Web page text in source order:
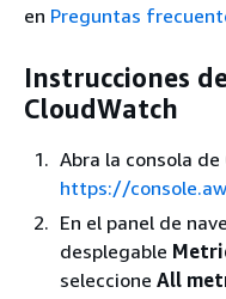
en Preguntas
Instrucciones
CloudWatch
Abra la consola
https://
En el panel de
desplegable
seleccione All